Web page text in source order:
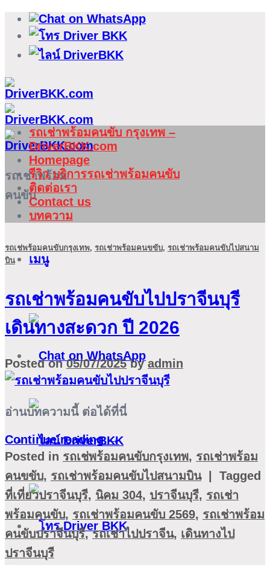
ข้าม
เนื้อหา
รถเช่าพร้อม
คนขับ
เมนู
รถเช่าพร้อมคนขับ กรุงเทพ –
DriverBKK.com
Homepage
รีวิว บริการรถเช่าพร้อมคนขับ
ติดต่อเรา
Contact us
บทความ
รถเช่พร้อมคนขับกรุงเทพ, รถเช่าพร้อมคนขขับ, รถเช่าพร้อมคนขับไปสนาม
บิน
รถเช่าพร้อมคนขับไปปราจีนบุรี
เดินทางสะดวก ปี 2026
Posted on05/07/2025 byadmin
อ่านบทความนี้ ต่อได้ที่นี่
Continue reading→
Posted in รถเช่พร้อมคนขับกรุงเทพ, รถเช่าพร้อม
คนขขับ, รถเช่าพร้อมคนขับไปสนามบิน
Tagged
ที่เที่ยวปราจีนบุรี, นิคม 304, ปราจีนบุรี, รถเช่า
พร้อมคนขับ, รถเช่าพร้อมคนขับ 2569, รถเช่าพร้อม
คนขับปราจีนบุรี,รถเช่าไปปราจีน, เดินทางไป
ปราจีนบุรี